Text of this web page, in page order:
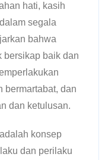
hati, kasih
segala
bahwa
bersikap baik dan
bermartabat, dan
dan ketulusan.
konsep
dan perilaku